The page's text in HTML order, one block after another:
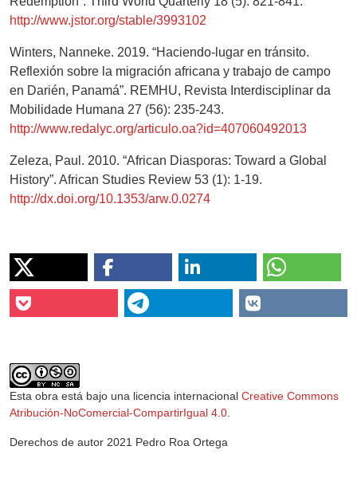
http://www.jstor.org/stable/3993102
Winters, Nanneke. 2019. “Haciendo-lugar en tránsito.
Reflexión sobre la migración africana y trabajo de campo
en Darién, Panamá”. REMHU, Revista Interdisciplinar da
Mobilidade Humana 27 (56): 235-243.
http://www.redalyc.org/articulo.oa?id=407060492013
Zeleza, Paul. 2010. “African Diasporas: Toward a Global
History”. African Studies Review 53 (1): 1-19.
http://dx.doi.org/10.1353/arw.0.0274
Esta obra está bajo una licencia internacional Creative Commons
Atribución-NoComercial-CompartirIgual 4.0.
Derechos de autor 2021 Pedro Roa Ortega